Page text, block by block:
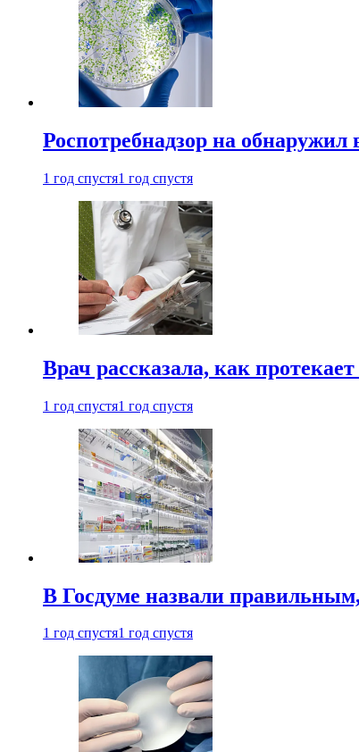
Роспотребнадзор на
1 год спустя1 год спустя
Врач рассказала, как
1 год спустя1 год спустя
В Госдуме назвали
1 год спустя1 год спустя